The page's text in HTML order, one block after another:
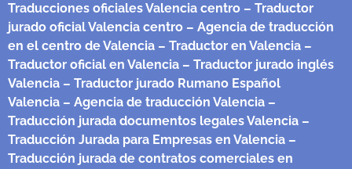
Traducciones oficiales Valencia centro – Traductor
jurado oficial Valencia centro – Agencia de traducción
en el centro de Valencia – Traductor en Valencia –
Traductor oficial en Valencia – Traductor jurado inglés
Valencia – Traductor jurado Rumano Español
Valencia – Agencia de traducción Valencia –
Traducción jurada documentos legales Valencia –
Traducción Jurada para Empresas en Valencia –
Traducción jurada de contratos comerciales en